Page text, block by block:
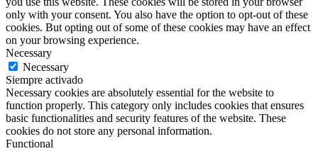
only with your consent. You also have the option to opt-out of these
cookies. But opting out of some of these cookies may have an effect
on your browsing experience.
Necessary
Necessary
Siempre activado
Necessary cookies are absolutely essential for the website to
function properly. This category only includes cookies that ensures
basic functionalities and security features of the website. These
cookies do not store any personal information.
Functional